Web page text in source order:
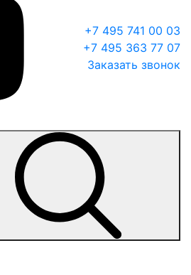
+7 495 741 00 03
+7 495 363 77 07
Заказать звонок